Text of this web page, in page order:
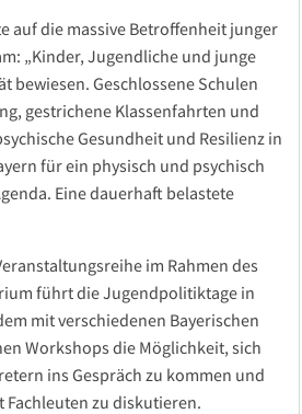
auf die massive Betroffenheit junger
„Kinder, Jugendliche und junge
bewiesen. Geschlossene Schulen
gestrichene Klassenfahrten und
Gesundheit und Resilienz in
für ein physisch und psychisch
Eine dauerhaft belastete
im Rahmen des
führt die Jugendpolitiktage in
mit verschiedenen Bayerischen
Workshops die Möglichkeit, sich
ins Gespräch zu kommen und
zu diskutieren.